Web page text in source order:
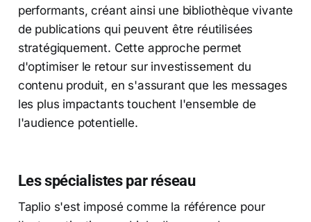
performants, créant ainsi une bibliothèque vivante
de publications qui peuvent être réutilisées
stratégiquement. Cette approche permet
d'optimiser le retour sur investissement du
contenu produit, en s'assurant que les messages
les plus impactants touchent l'ensemble de
l'audience potentielle.
Les spécialistes par réseau
Taplio s'est imposé comme la référence pour